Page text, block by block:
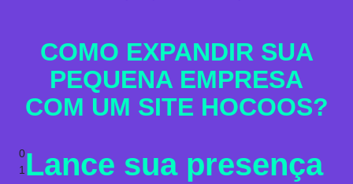
COMO EXPANDIR SUA
PEQUENA EMPRESA
COM UM SITE HOCOOS?
0
1Lance sua presença